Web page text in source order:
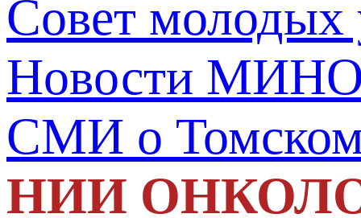
Совет молодых
Новости
СМИ о
НИИ